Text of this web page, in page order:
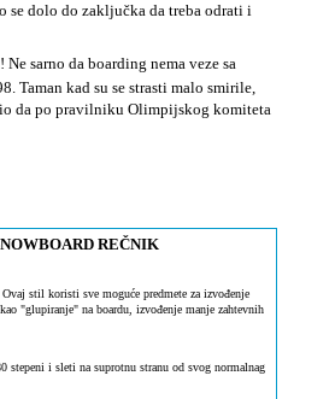
dolo do zaključka da treba odrati i
sarno da boarding nema veze sa
Taman kad su se strasti malo smirile,
da po pravilniku Olimpijskog komiteta
REČNIK
stil koristi sve moguće predmete za izvođenje
"glupiranje" na boardu, izvođenje manje zahtevnih
stepeni i sleti na suprotnu stranu od svog normalnag